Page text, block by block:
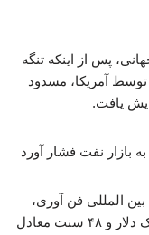
پس از اینکه تنگه
آمریکا، مسدود
یافت.
المللی فن آوری،
ارتباطات و دانش، قیمت آتی نفت برنت با یک دلار و ۴۸ سنت معادل